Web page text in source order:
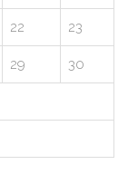
22 23
29 30